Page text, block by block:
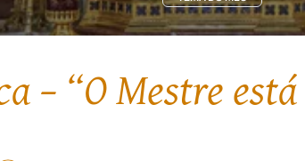
– “O Mestre